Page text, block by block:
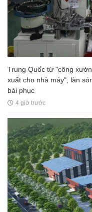
Trung Quốc từ "công
xuất cho nhà máy", làn
bái phục
4 giờ trước